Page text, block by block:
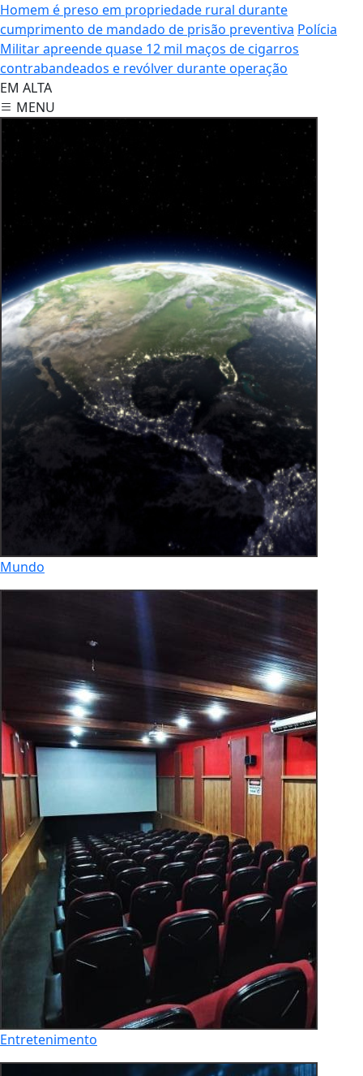
Homem é preso em propriedade rural durante
cumprimento de mandado de prisão preventiva Polícia
Militar apreende quase 12 mil maços de cigarros
contrabandeados e revólver durante operação
EM ALTA
MENU
Mundo
Entretenimento